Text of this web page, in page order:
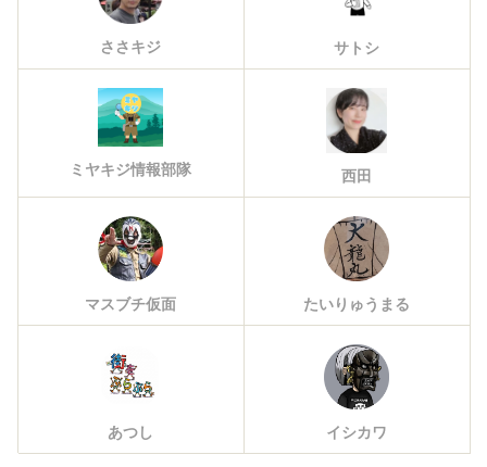
ささキジ サトシ
ミヤキジ情報部隊 西田
マスブチ仮面 たいりゅうまる
あつし イシカワ